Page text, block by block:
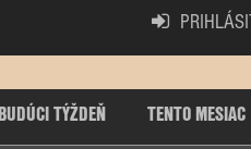
PRIHLÁSIŤ
BUDÚCI TÝŽDEŇ
TENTO MESIAC